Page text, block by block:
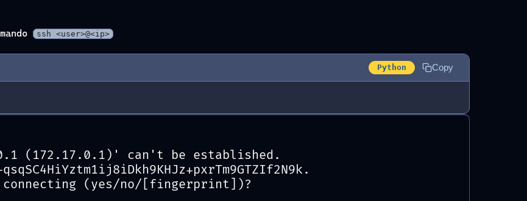
ssh <user>@<ip>
Python Copy
(172.17.0.1)' can't be established.
connecting (yes/no/[fingerprint])?